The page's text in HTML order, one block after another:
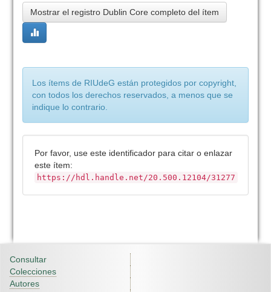
Mostrar el registro Dublin Core completo del ítem
Los ítems de RIUdeG están protegidos por copyright,
con todos los derechos reservados, a menos que se
indique lo contrario.
Por favor, use este identificador para citar o enlazar
este ítem:
https://hdl.handle.net/20.500.12104/31277
Consultar
Colecciones
Autores